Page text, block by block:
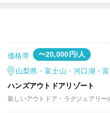
価格帯 〜20,000円/人
山梨県・富士山・河口湖・
ハンズアウトドアリゾート
新しいアウトドア・ラグジュアリー